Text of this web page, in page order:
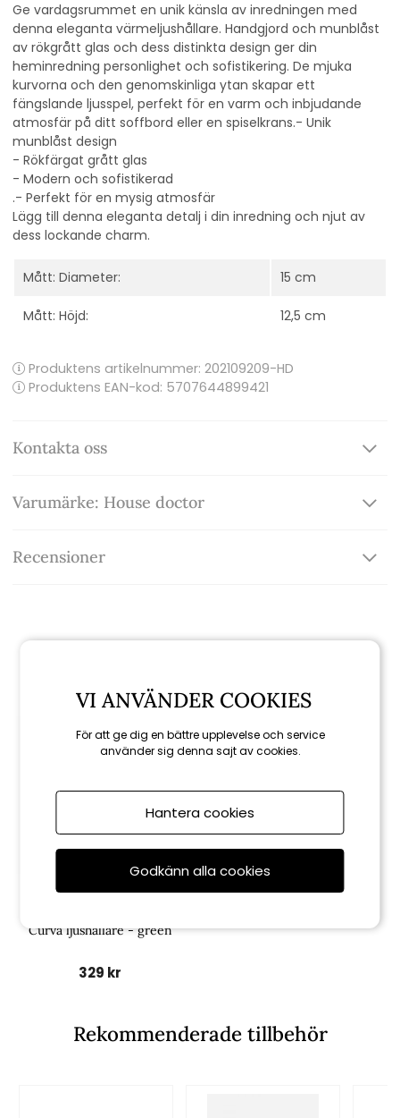
Ge vardagsrummet en unik känsla av inredningen med
denna eleganta värmeljushållare. Handgjord och munblåst
av rökgrått glas och dess distinkta design ger din
heminredning personlighet och sofistikering. De mjuka
kurvorna och den genomskinliga ytan skapar ett
fängslande ljusspel, perfekt för en varm och inbjudande
atmosfär på ditt soffbord eller en spiselkrans.- Unik
munblåst design
- Rökfärgat grått glas
- Modern och sofistikerad
.- Perfekt för en mysig atmosfär
Lägg till denna eleganta detalj i din inredning och njut av
dess lockande charm.
Mått: Diameter: 15 cm
Mått: Höjd: 12,5 cm
Produktens artikelnummer: 202109209-HD
Produktens EAN-kod: 5707644899421
Kontakta oss
Varumärke: House doctor
Recensioner
Curva ljushållare - green
329 kr
Rekommenderade tillbehör
VI ANVÄNDER COOKIES
För att ge dig en bättre upplevelse och service
använder sig denna sajt av cookies.
Hantera cookies
Godkänn alla cookies